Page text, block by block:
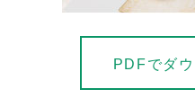
PDFでダ